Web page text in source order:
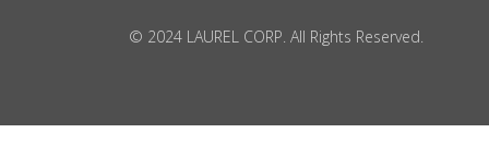
© 2024 LAUREL CORP. All Rights Reserved.